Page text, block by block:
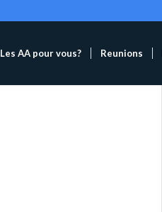
Les AA pour vous? Reunions